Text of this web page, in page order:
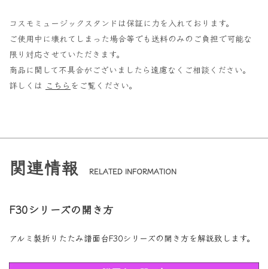
コスモミュージックスタンドは保証に力を入れております。
ご使用中に壊れてしまった場合等でも送料のみのご負担で可能な
限り対応させていただきます。
商品に関して不具合がございましたら遠慮なくご相談ください。
詳しくは こちら をご覧ください。
関連情報 RELATED INFORMATION
F30シリーズの開き方
アルミ製折りたたみ譜面台F30シリーズの開き方を解説致します。